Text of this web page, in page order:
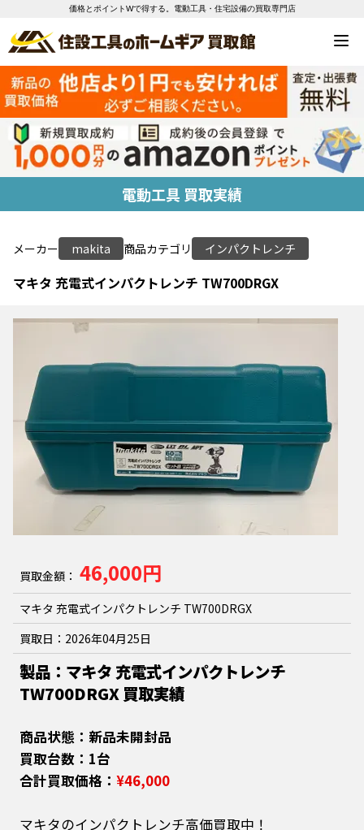
価格とポイントWで得する。電動工具・住宅設備の買取専門店
電動工具 買取実績
メーカー makita 商品カテゴリ インパクトレンチ
マキタ 充電式インパクトレンチ TW700DRGX
買取金額： 46,000円
マキタ 充電式インパクトレンチ TW700DRGX
買取日： 2026年04月25日
製品：マキタ 充電式インパクトレンチ
TW700DRGX 買取実績
商品状態：新品未開封品
買取台数：1台
合計買取価格： ¥46,000
マキタのインパクトレンチ高価買取中！